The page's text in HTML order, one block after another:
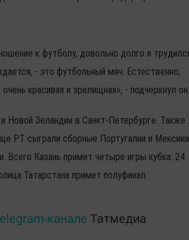
к футболу, довольно долго я
- это футбольный мяч. Естественно,
красивая и зрелищная», - подчеркнул он.
Новой Зеландии в Санкт-Петербурге. Также
РТ сыграли сборные Португалии и
Всего Казань примет четыре игры кубка: 24
Татарстана примет полуфинал.
канале Татмедиа